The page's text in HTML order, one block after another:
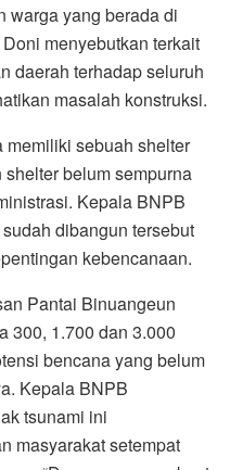
warga yang berada di
menyebutkan terkait
daerah terhadap seluruh
masalah konstruksi.
sebuah shelter
belum sempurna
Kepala BNPB
dibangun tersebut
kebencanaan.
Pantai Binuangeun
300, 1.700 dan 3.000
bencana yang belum
Kepala BNPB
tsunami ini
masyarakat setempat